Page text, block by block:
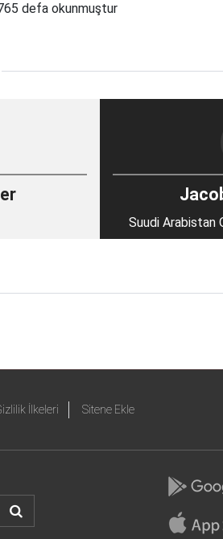
defa okunmuştur
Suudi Arabistan
İlkeleri Sitene Ekle